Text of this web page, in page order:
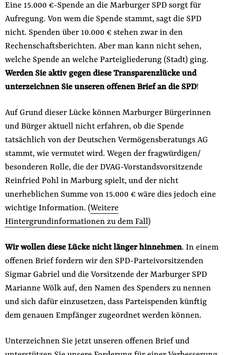
Eine 15.000 €-Spende an die Marburger SPD sorgt für
Aufregung. Von wem die Spende stammt, sagt die SPD
nicht. Spenden über 10.000 € stehen zwar in den
Rechenschaftsberichten. Aber man kann nicht sehen,
welche Spende an welche Parteigliederung (Stadt) ging.
Werden Sie aktiv gegen diese Transparenzlücke und
unterzeichnen Sie unseren offenen Brief an die SPD!
Auf Grund dieser Lücke können Marburger Bürgerinnen
und Bürger aktuell nicht erfahren, ob die Spende
tatsächlich von der Deutschen Vermögensberatungs AG
stammt, wie vermutet wird. Wegen der fragwürdigen/
besonderen Rolle, die der DVAG-Vorstandsvorsitzende
Reinfried Pohl in Marburg spielt, und der nicht
unerheblichen Summe von 15.000 € wäre dies jedoch eine
wichtige Information. (Weitere
Hintergrundinformationen zu dem Fall)
Wir wollen diese Lücke nicht länger hinnehmen. In einem
offenen Brief fordern wir den SPD-Parteivorsitzenden
Sigmar Gabriel und die Vorsitzende der Marburger SPD
Marianne Wölk auf, den Namen des Spenders zu nennen
und sich dafür einzusetzen, dass Parteispenden künftig
dem genauen Empfänger zugeordnet werden können.
Unterzeichnen Sie jetzt unseren offenen Brief und